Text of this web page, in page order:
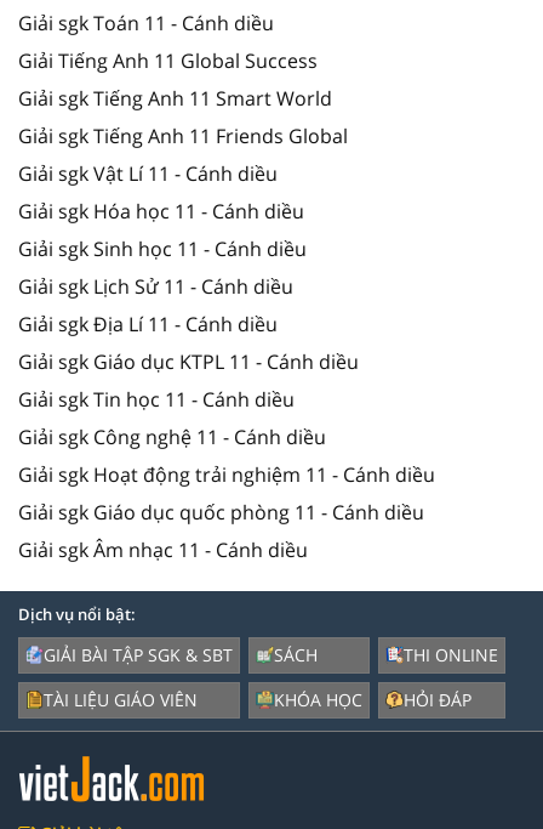
Giải sgk Toán 11 - Cánh diều
Giải Tiếng Anh 11 Global Success
Giải sgk Tiếng Anh 11 Smart World
Giải sgk Tiếng Anh 11 Friends Global
Giải sgk Vật Lí 11 - Cánh diều
Giải sgk Hóa học 11 - Cánh diều
Giải sgk Sinh học 11 - Cánh diều
Giải sgk Lịch Sử 11 - Cánh diều
Giải sgk Địa Lí 11 - Cánh diều
Giải sgk Giáo dục KTPL 11 - Cánh diều
Giải sgk Tin học 11 - Cánh diều
Giải sgk Công nghệ 11 - Cánh diều
Giải sgk Hoạt động trải nghiệm 11 - Cánh diều
Giải sgk Giáo dục quốc phòng 11 - Cánh diều
Giải sgk Âm nhạc 11 - Cánh diều
Dịch vụ nổi bật:
GIẢI BÀI TẬP SGK & SBT
TÀI LIỆU GIÁO VIÊN
SÁCH
KHÓA HỌC
THI ONLINE
HỎI ĐÁP